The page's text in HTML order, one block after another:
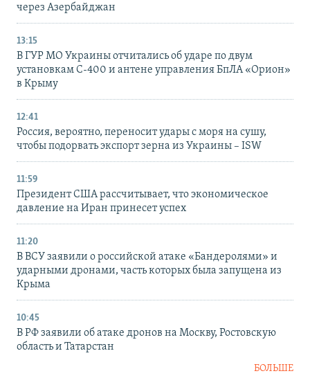
через Азербайджан
13:15
В ГУР МО Украины отчитались об ударе по двум
установкам С-400 и антене управления БпЛА «Орион»
в Крыму
12:41
Россия, вероятно, переносит удары с моря на сушу,
чтобы подорвать экспорт зерна из Украины – ISW
11:59
Президент США рассчитывает, что экономическое
давление на Иран принесет успех
11:20
В ВСУ заявили о российской атаке «Бандеролями» и
ударными дронами, часть которых была запущена из
Крыма
10:45
В РФ заявили об атаке дронов на Москву, Ростовскую
область и Татарстан
БОЛЬШЕ